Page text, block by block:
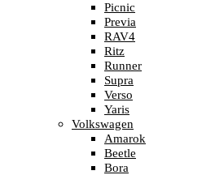
Picnic
Previa
RAV4
Ritz
Runner
Supra
Verso
Yaris
Volkswagen
Amarok
Beetle
Bora